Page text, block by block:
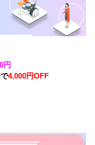
円
で4,000円OFF